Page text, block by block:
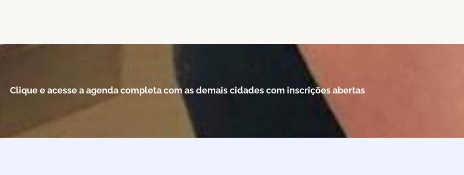
Clique e acesse a agenda completa com as demais cidades com inscrições abertas